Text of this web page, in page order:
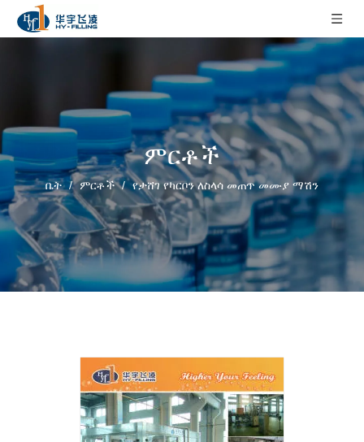
ምርቶች
ቤት / ምርቶች / የታሸገ የካርቦን ለስላሳ መጠጥ መሙያ ማሽን